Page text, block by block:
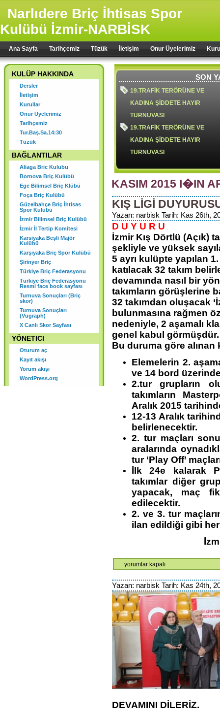
Narlıdere Briç İhtisas Spor
Kulübü İzmir-NARBİSK
Ana Sayfa Tarihçemiz Tüzük İletişim Onur Üyelerimiz
SON
19.TRAFİK TERÖRÜNE VE
KADINA ŞİDDETE HAYIR
TURNUVASI
19.TRAFİK TERÖRÜNE VE
KADINA ŞİDDETE HAYIR
TURNUVASI
18.TRAFİK TERÖRÜ VE
ŞİDDETE HAYIR TURNUVASI
2024 YILI OLAĞAN GENEL
KURULU SONUCU ORGANLAR
ŞU ŞEKİLDE OLUŞMUŞTUR.
KASIM 2015 I�IN
KIŞ LİGİ
Yazan: narbisk Tarih: Kas 26th,
D U Y U R U
İzmir Kış Dörtlü (Açık)
şekliyle ve yüksek
5 ayrı kulüpte yapılan
katılacak 32 takım
devamında nasıl bir
takımların görüşlerine
32 takımdan oluşacak
bulunmasına rağmen
nedeniyle, 2 aşamalı
genel kabul görmüşdür.
Bu duruma göre
Elemelerin 2.
ve 14 bord
2.tur grupların
takımların
Aralık 2015
12-13 Aralık
belirlenecektir.
2. tur maçları
aralarında
tur ‘Play Off’
İlk 24e kalarak
takımlar diğer
yapacak, maç
edilecektir.
2. ve 3. tur
ilan edildiği gibi
KIŞ
DUYURUSU
için
yorumlar kapalı
Yazan: narbisk Tarih: Kas 24th,
DEVAMINI DİLERİZ.
KULÜP HAKKINDA
Dersler
İletişim
Kurullar
Onur Üyelerimiz
Tarihçemiz
Tur.Baş.Sa.14:30
Tüzük
BAĞLANTILAR
Aliaga Bric Kulubu
Bornova Briç Kulübü
Ege Bilimsel Briç Klübü
Foça Briç Kulübü
Güzelbahçe Briç İhtisas
Spor Kulübü
İzmir Bilimsel Briç Kulübü
İzmir İl Tertip Komitesi
Karsiyaka Beşli Majör
Kulübü
Karşıyaka Briç Spor Kulübü
Şirinyer Briç
Türkiye Briç Federasyonu
Türkiye Briç Federasyonu
Resmi face book sayfası
Turnuva Sonuçları (Briç
skor)
Turnuva Sonuçları
(Vugraph)
X Canlı Skor Sayfası
YÖNETICI
Oturum aç
Kayıt akışı
Yorum akışı
WordPress.org